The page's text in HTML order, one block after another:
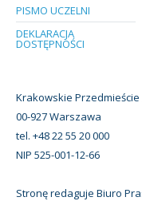
PISMO UCZELNI
DEKLARACJA
DOSTĘPNOŚCI
Krakowskie Przedmieście
00-927 Warszawa
tel. +48 22 55 20 000
NIP 525-001-12-66
Stronę redaguje Biuro